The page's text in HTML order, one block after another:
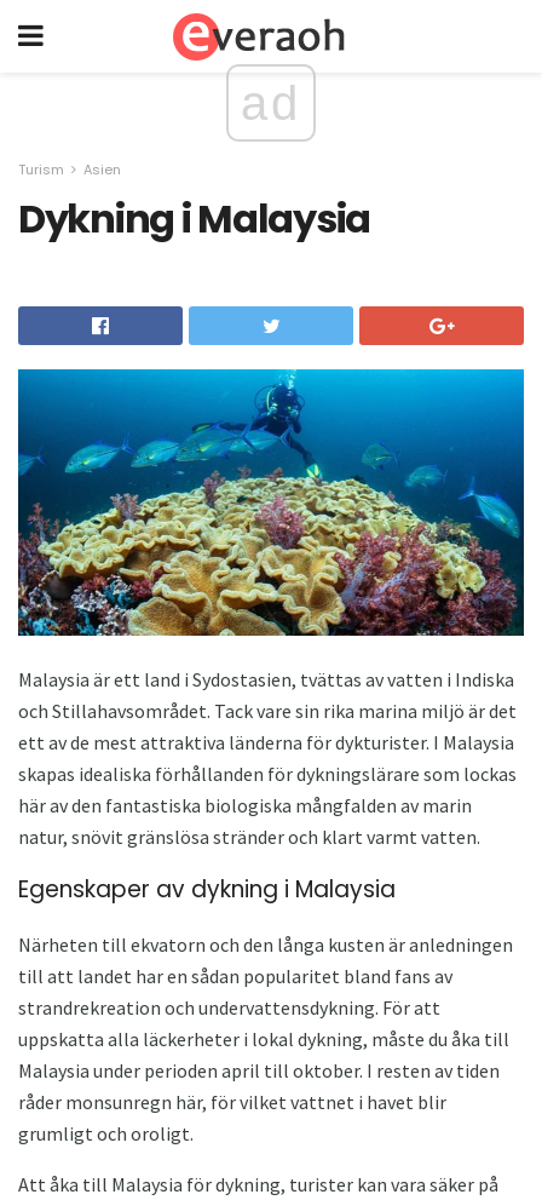
ad
Turism Asien
Dykning i Malaysia
Malaysia är ett land i Sydostasien, tvättas av vatten i Indiska
och Stillahavsområdet. Tack vare sin rika marina miljö är det
ett av de mest attraktiva länderna för dykturister. I Malaysia
skapas idealiska förhållanden för dykningslärare som lockas
här av den fantastiska biologiska mångfalden av marin
natur, snövit gränslösa stränder och klart varmt vatten.
Egenskaper av dykning i Malaysia
Närheten till ekvatorn och den långa kusten är anledningen
till att landet har en sådan popularitet bland fans av
strandrekreation och undervattensdykning. För att
uppskatta alla läckerheter i lokal dykning, måste du åka till
Malaysia under perioden april till oktober. I resten av tiden
råder monsunregn här, för vilket vattnet i havet blir
grumligt och oroligt.
Att åka till Malaysia för dykning, turister kan vara säker på